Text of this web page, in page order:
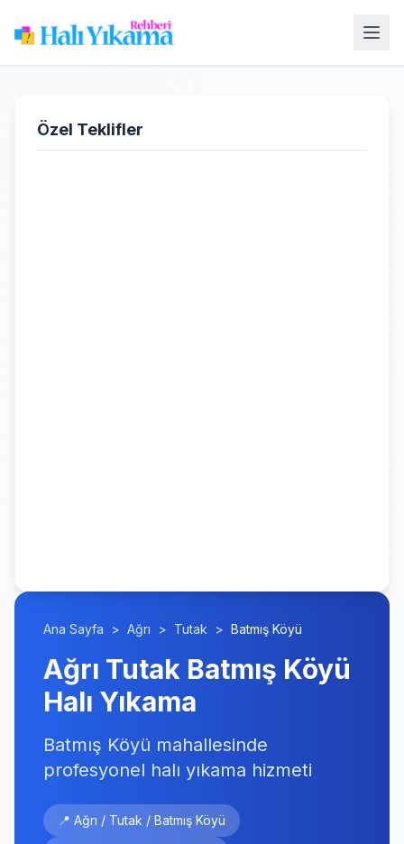
Özel Teklifler
Ana Sayfa > Ağrı > Tutak > Batmış Köyü
Ağrı Tutak Batmış Köyü
Halı Yıkama
Batmış Köyü mahallesinde
profesyonel halı yıkama hizmeti
📍 Ağrı / Tutak / Batmış Köyü